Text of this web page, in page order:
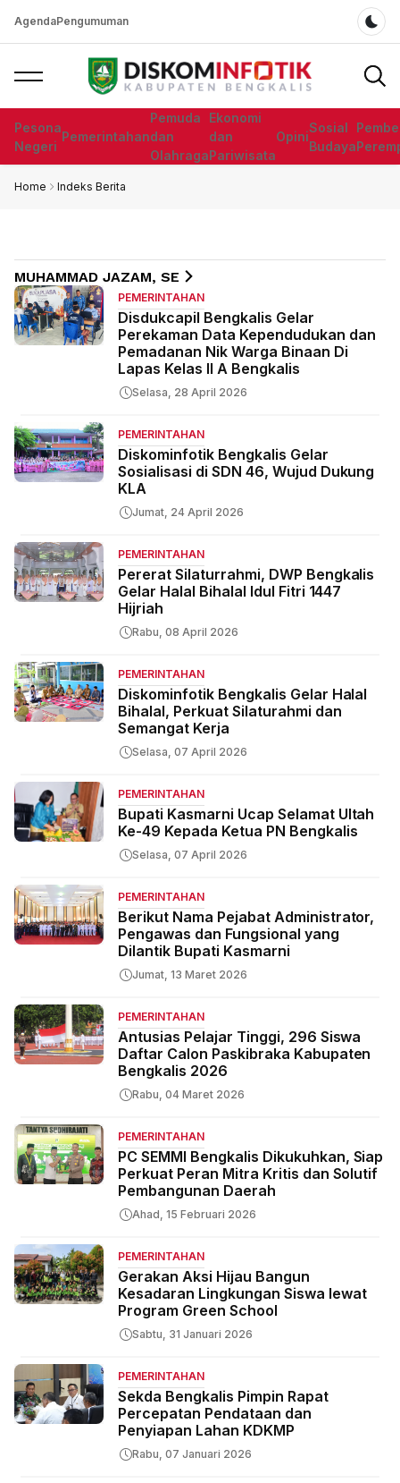
AgendaPengumuman
Pesona
Negeri
Pemerintahan
Pemuda
dan
Olahraga
Ekonomi
dan
Pariwisata
Opini
Sosial
Budaya
Home Indeks Berita
MUHAMMAD JAZAM, SE
PEMERINTAHAN
Disdukcapil Bengkalis Gelar
Perekaman Data Kependudukan dan
Pemadanan Nik Warga Binaan Di
Lapas Kelas II A Bengkalis
Selasa, 28 April 2026
PEMERINTAHAN
Diskominfotik Bengkalis Gelar
Sosialisasi di SDN 46, Wujud Dukung
KLA
Jumat, 24 April 2026
PEMERINTAHAN
Pererat Silaturrahmi, DWP Bengkalis
Gelar Halal Bihalal Idul Fitri 1447
Hijriah
Rabu, 08 April 2026
PEMERINTAHAN
Diskominfotik Bengkalis Gelar Halal
Bihalal, Perkuat Silaturahmi dan
Semangat Kerja
Selasa, 07 April 2026
PEMERINTAHAN
Bupati Kasmarni Ucap Selamat Ultah
Ke-49 Kepada Ketua PN Bengkalis
Selasa, 07 April 2026
PEMERINTAHAN
Berikut Nama Pejabat Administrator,
Pengawas dan Fungsional yang
Dilantik Bupati Kasmarni
Jumat, 13 Maret 2026
PEMERINTAHAN
Antusias Pelajar Tinggi, 296 Siswa
Daftar Calon Paskibraka Kabupaten
Bengkalis 2026
Rabu, 04 Maret 2026
PEMERINTAHAN
PC SEMMI Bengkalis Dikukuhkan, Siap
Perkuat Peran Mitra Kritis dan Solutif
Pembangunan Daerah
Ahad, 15 Februari 2026
PEMERINTAHAN
Gerakan Aksi Hijau Bangun
Kesadaran Lingkungan Siswa lewat
Program Green School
Sabtu, 31 Januari 2026
PEMERINTAHAN
Sekda Bengkalis Pimpin Rapat
Percepatan Pendataan dan
Penyiapan Lahan KDKMP
Rabu, 07 Januari 2026